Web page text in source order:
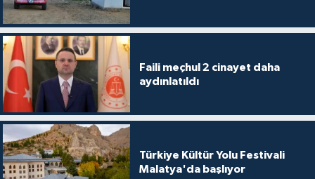
Faili meçhul 2 cinayet daha
aydınlatıldı
Türkiye Kültür Yolu Festivali
Malatya'da başlıyor